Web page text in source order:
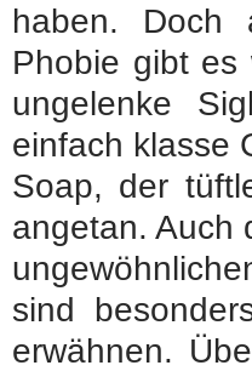
haben. Doch
Phobie gibt es
ungelenke
einfach klasse
Soap, der
angetan. Auch
sind
erwähnen.